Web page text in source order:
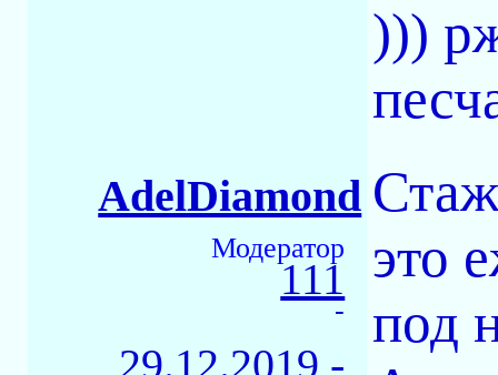
)))
AdelDiamond
Модератор
111
-
29.12.2019 -
это
под